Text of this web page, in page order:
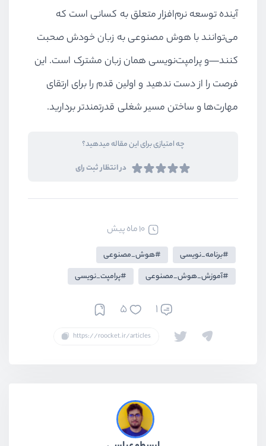
آینده توسعه نرم‌افزار متعلق به کسانی است که
می‌توانند با هوش مصنوعی به زبان خودش صحبت
کنند—و پرامپت‌نویسی همان زبان مشترک است. این
فرصت را از دست ندهید و اولین قدم را برای ارتقای
مهارت‌ها و ساختن مسیر شغلی قدرتمندتر بردارید.
چه امتیازی برای این مقاله میدهید؟
در انتظار ثبت رای
10 ماه پیش
برنامه_نویسی
هوش_مصنوعی
آموزش_هوش_مصنوعی
پرامپت_نویسی
1
5